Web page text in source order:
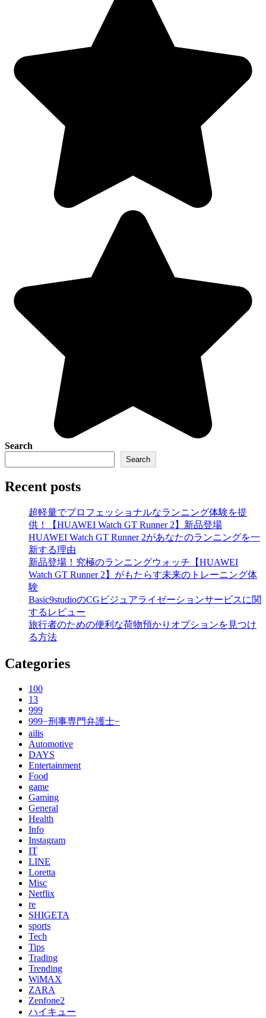
Search
Search
Recent posts
超軽量でプロフェッショナルなランニング体験を提
供！【HUAWEI Watch GT Runner 2】新品登場
HUAWEI Watch GT Runner 2があなたのランニングを一
新する理由
新品登場！究極のランニングウォッチ【HUAWEI
Watch GT Runner 2】がもたらす未来のトレーニング体
験
Basic9studioのCGビジュアライゼーションサービスに関
するレビュー
旅行者のための便利な荷物預かりオプションを見つけ
る方法
Categories
100
13
999
999−刑事専門弁護士−
ailis
Automotive
DAYS
Entertainment
Food
game
Gaming
General
Health
Info
Instagram
IT
LINE
Loretta
Misc
Netflix
re
SHIGETA
sports
Tech
Tips
Trading
Trending
WiMAX
ZARA
Zenfone2
ハイキュー